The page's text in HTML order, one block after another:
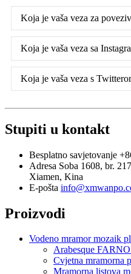
Koja je vaša veza za
Koja je vaša veza sa
Koja je vaša veza s
Stupiti u kontakt
Besplatno savjetovanje
Adresa Soba 1608, br.
Xiamen, Kina
E-pošta
Proizvodi
Vodeno mramor mozaik
Arabesque
Cvjetna mramorna
Mramorna listova